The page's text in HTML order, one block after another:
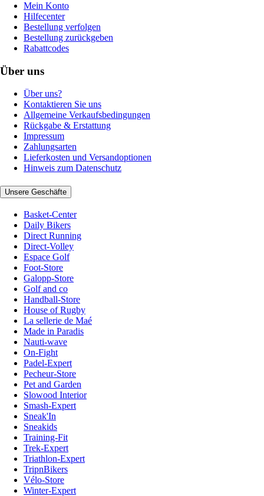
Mein Konto
Hilfecenter
Bestellung verfolgen
Bestellung zurückgeben
Rabattcodes
Über uns
Über uns?
Kontaktieren Sie uns
Allgemeine Verkaufsbedingungen
Rückgabe & Erstattung
Impressum
Zahlungsarten
Lieferkosten und Versandoptionen
Hinweis zum Datenschutz
Unsere Geschäfte
Basket-Center
Daily Bikers
Direct Running
Direct-Volley
Espace Golf
Foot-Store
Galopp-Store
Golf and co
Handball-Store
House of Rugby
La sellerie de Maé
Made in Paradis
Nauti-wave
On-Fight
Padel-Expert
Pecheur-Store
Pet and Garden
Slowood Interior
Smash-Expert
Sneak'In
Sneakids
Training-Fit
Trek-Expert
Triathlon-Expert
TripnBikers
Vélo-Store
Winter-Expert